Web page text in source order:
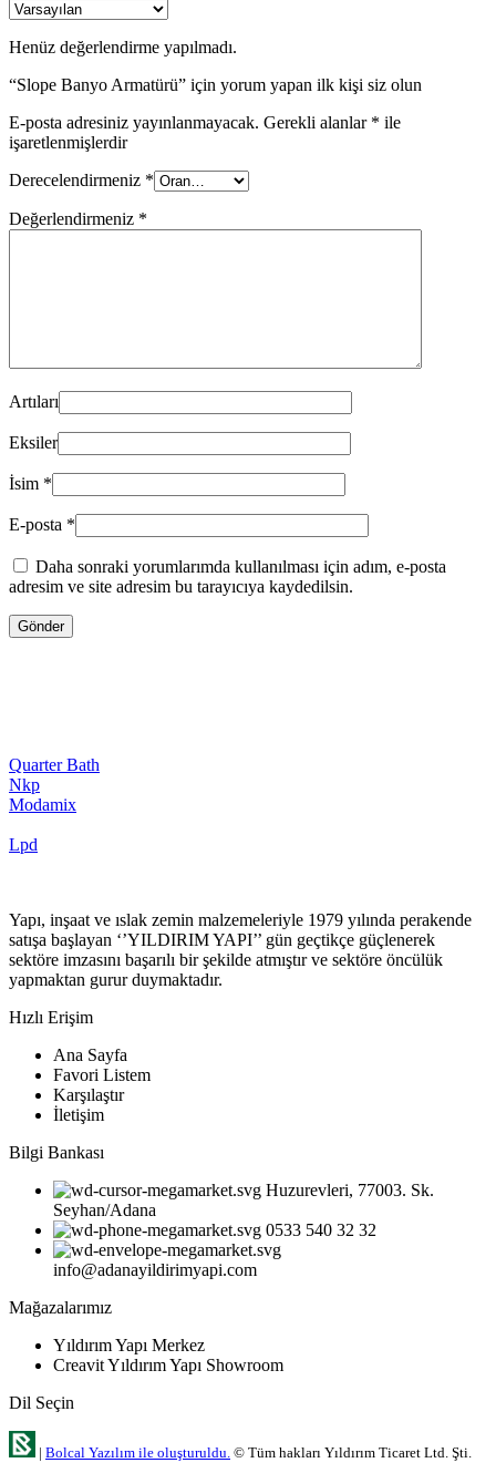
Henüz değerlendirme yapılmadı.
“Slope Banyo Armatürü” için yorum yapan ilk kişi siz olun
E-posta adresiniz yayınlanmayacak. Gerekli alanlar * ile
işaretlenmişlerdir
Derecelendirmeniz *
Değerlendirmeniz *
Artıları
Eksiler
İsim *
E-posta *
Daha sonraki yorumlarımda kullanılması için adım, e-posta
adresim ve site adresim bu tarayıcıya kaydedilsin.
Quarter Bath
Nkp
Modamix
Lpd
Yapı, inşaat ve ıslak zemin malzemeleriyle 1979 yılında perakende
satışa başlayan ‘’YILDIRIM YAPI’’ gün geçtikçe güçlenerek
sektöre imzasını başarılı bir şekilde atmıştır ve sektöre öncülük
yapmaktan gurur duymaktadır.
Hızlı Erişim
Ana Sayfa
Favori Listem
Karşılaştır
İletişim
Bilgi Bankası
Huzurevleri, 77003. Sk.
Seyhan/Adana
0533 540 32 32
info@adanayildirimyapi.com
Mağazalarımız
Yıldırım Yapı Merkez
Creavit Yıldırım Yapı Showroom
Dil Seçin
| Bolcal Yazılım ile oluşturuldu. © Tüm hakları Yıldırım Ticaret Ltd. Şti.